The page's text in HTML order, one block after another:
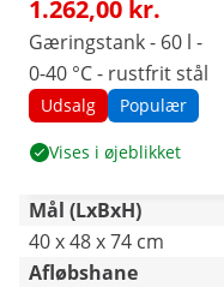
1.262,00 kr.
Gæringstank - 60 l -
0-40 °C - rustfrit stål
Udsalg Populær
Vises i øjeblikket
Mål (LxBxH)
40 x 48 x 74 cm
Afløbshane